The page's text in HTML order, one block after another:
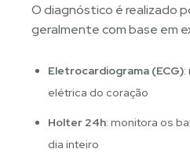
O diagnóstico é realizado
geralmente com base em
Eletrocardiograma (ECG):
elétrica do coração
Holter 24h: monitora os
dia inteiro